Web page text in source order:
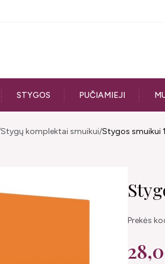
STYGOS PUČIAMIEJI
Stygų komplektai smuikui Stygos smuikui
Prekės